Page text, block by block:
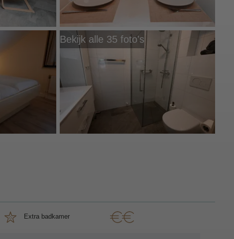
Bekijk alle 35 foto's
Extra badkamer